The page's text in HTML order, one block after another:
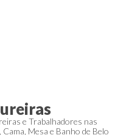
e Trabalhadores nas
Mesa e Banho de Belo